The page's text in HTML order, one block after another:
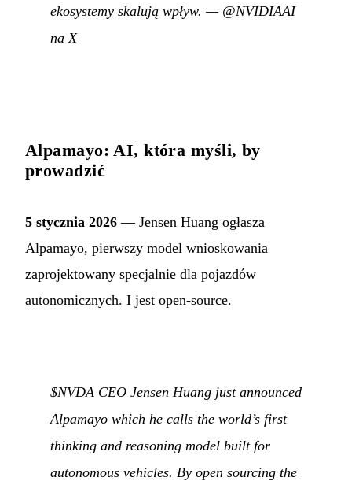
ekosystemy skalują wpływ. — @NVIDIAAI
na X
Alpamayo: AI, która myśli, by
prowadzić
5 stycznia 2026 — Jensen Huang ogłasza
Alpamayo, pierwszy model wnioskowania
zaprojektowany specjalnie dla pojazdów
autonomicznych. I jest open-source.
$NVDA CEO Jensen Huang just announced
Alpamayo which he calls the world’s first
thinking and reasoning model built for
autonomous vehicles. By open sourcing the